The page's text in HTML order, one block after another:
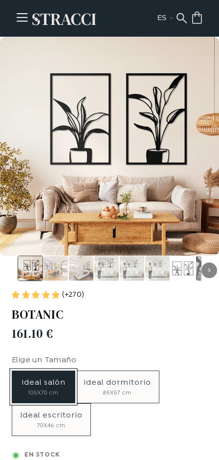
(+270)
BOTANIC
161.10 €
Elige un Tamaño
Ideal escritorio
70X46 cm
Ideal dormitorio
85X57 cm
Ideal salón
105X70 cm
EN STOCK